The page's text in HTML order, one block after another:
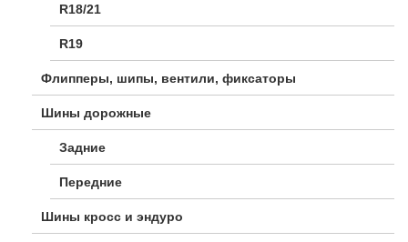
R18/21
R19
Флипперы, шипы, вентили, фиксаторы
Шины дорожные
Задние
Передние
Шины кросс и эндуро